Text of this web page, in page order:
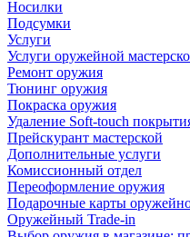
Носилки
Подсумки
Услуги
Услуги оружейной
Ремонт оружия
Тюнинг оружия
Покраска оружия
Удаление Soft-touch
Прейскурант мастерской
Дополнительные услуги
Комиссионный отдел
Переоформление оружия
Подарочные карты
Оружейный Trade-in